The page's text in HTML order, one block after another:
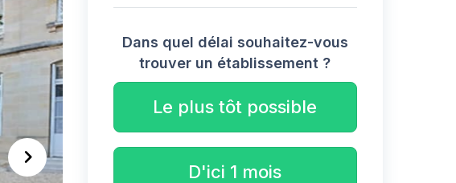
Dans quel délai souhaitez-vous
trouver un établissement ?
Le plus tôt possible
D'ici 1 mois